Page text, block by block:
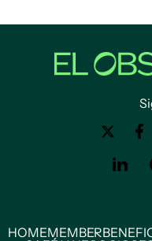
HOMEMEMBER